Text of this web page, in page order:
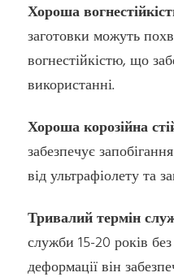
Хороша
заготовки можуть
вогнестійкістю, що
використанні.
Хороша корозійна
забезпечує
від ультрафіолету та
Тривалий термін
служби 15-20 років
деформації він